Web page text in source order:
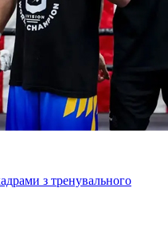
з тренувального